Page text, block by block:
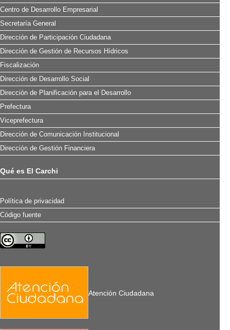
Centro de Desarrollo Empresarial
Secretaría General
Dirección de Participación Ciudadana
Dirección de Gestión de Recursos Hídricos
Fiscalización
Dirección de Desarrollo Social
Dirección de Planificación para el Desarrollo
Prefectura
Viceprefectura
Dirección de Comunicación Institucional
Dirección de Gestión Financiera
Qué es El Carchi
Política de privacidad
Código fuente
Atención Ciudadana